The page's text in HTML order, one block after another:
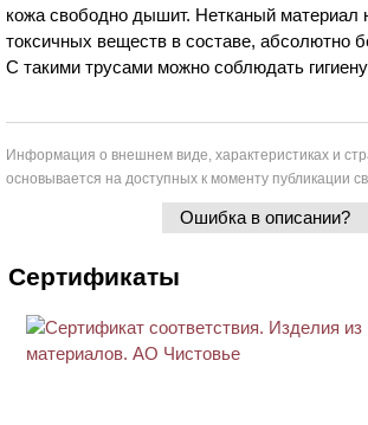
кожа свободно дышит. Нетканый материал
токсичных веществ в составе, абсолютно
С такими трусами можно соблюдать
Информация о внешнем виде, характеристиках и
основывается на доступных к моменту публикации
Ошибка в описании?
Сертификаты